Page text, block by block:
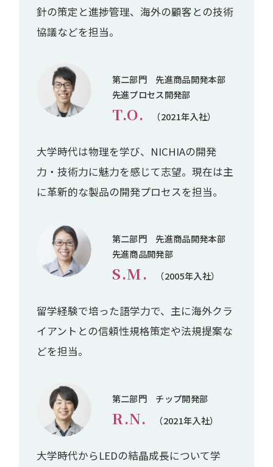
針の策定と進捗管理、海外の顧客との技術
協議などを担当。
第二部門 先進商品開発本部
先進プロセス開発部
T.O. （2021年入社）
大学時代は物理を学び、NICHIAの開発
力・技術力に魅力を感じて志望。現在は主
に革新的な製品の開発プロセスを担当。
第二部門 先進商品開発本部
先進商品開発部
S.M. （2005年入社）
留学経験で培った語学力で、主に海外クラ
イアントとの信頼性規格策定や法規提案な
どを担当。
第二部門 チップ開発部
R.N. （2021年入社）
大学時代からLEDの結晶成長について学